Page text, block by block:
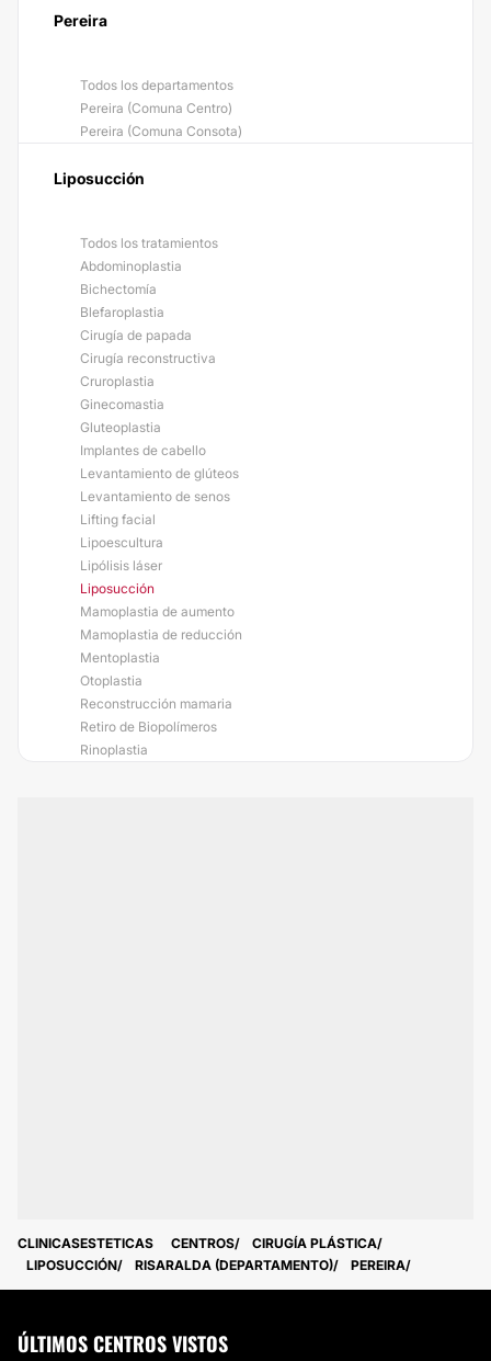
Pereira
Todos los departamentos
Pereira (Comuna Centro)
Pereira (Comuna Consota)
Liposucción
Todos los tratamientos
Abdominoplastia
Bichectomía
Blefaroplastia
Cirugía de papada
Cirugía reconstructiva
Cruroplastia
Ginecomastia
Gluteoplastia
Implantes de cabello
Levantamiento de glúteos
Levantamiento de senos
Lifting facial
Lipoescultura
Lipólisis láser
Liposucción
Mamoplastia de aumento
Mamoplastia de reducción
Mentoplastia
Otoplastia
Reconstrucción mamaria
Retiro de Biopolímeros
Rinoplastia
CLINICASESTETICAS CENTROS
CIRUGÍA PLÁSTICA
LIPOSUCCIÓN
RISARALDA (DEPARTAMENTO) PEREIRA
ÚLTIMOS CENTROS VISTOS